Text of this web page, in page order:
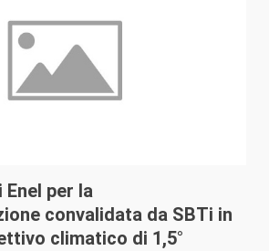
Enel per la
convalidata da SBTi in
climatico di 1,5°